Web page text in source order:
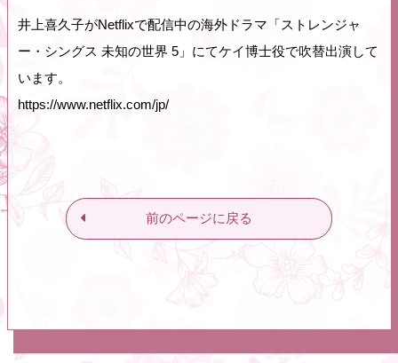
井上喜久子がNetflixで配信中の海外ドラマ「ストレンジャ
ー・シングス 未知の世界 5」にてケイ博士役で吹替出演して
います。
https://www.netflix.com/jp/
前のページに戻る